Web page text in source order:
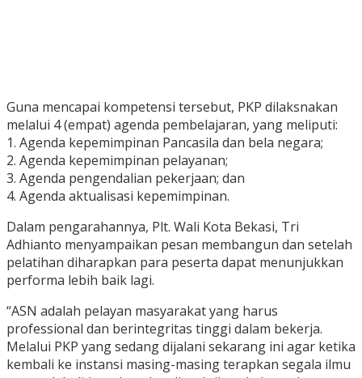
Guna mencapai kompetensi tersebut, PKP dilaksnakan
melalui 4 (empat) agenda pembelajaran, yang meliputi:
1. Agenda kepemimpinan Pancasila dan bela negara;
2. Agenda kepemimpinan pelayanan;
3. Agenda pengendalian pekerjaan; dan
4. Agenda aktualisasi kepemimpinan.
Dalam pengarahannya, Plt. Wali Kota Bekasi, Tri
Adhianto menyampaikan pesan membangun dan setelah
pelatihan diharapkan para peserta dapat menunjukkan
performa lebih baik lagi.
“ASN adalah pelayan masyarakat yang harus
professional dan berintegritas tinggi dalam bekerja.
Melalui PKP yang sedang dijalani sekarang ini agar ketika
kembali ke instansi masing-masing terapkan segala ilmu